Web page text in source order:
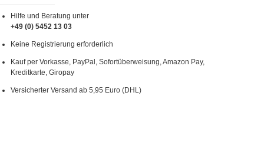
Hilfe und Beratung unter
+49 (0) 5452 13 03
Keine Registrierung erforderlich
Kauf per Vorkasse, PayPal, Sofortüberweisung, Amazon Pay,
Kreditkarte, Giropay
Versicherter Versand ab 5,95 Euro (DHL)